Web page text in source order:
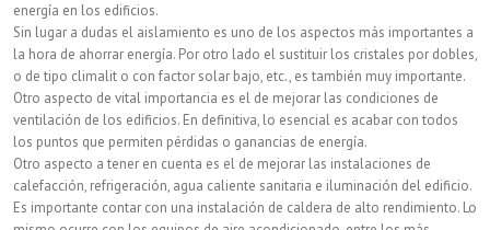
energía en los edificios.
Sin lugar a dudas el aislamiento es uno de los aspectos más importantes a
la hora de ahorrar energía. Por otro lado el sustituir los cristales por dobles,
o de tipo climalit o con factor solar bajo, etc., es también muy importante.
Otro aspecto de vital importancia es el de mejorar las condiciones de
ventilación de los edificios. En definitiva, lo esencial es acabar con todos
los puntos que permiten pérdidas o ganancias de energía.
Otro aspecto a tener en cuenta es el de mejorar las instalaciones de
calefacción, refrigeración, agua caliente sanitaria e iluminación del edificio.
Es importante contar con una instalación de caldera de alto rendimiento. Lo